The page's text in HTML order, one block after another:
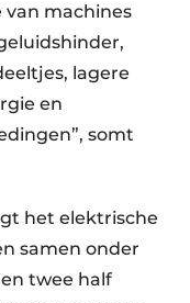
machines
lagere
en
somt
het elektrische
samen onder
twee half